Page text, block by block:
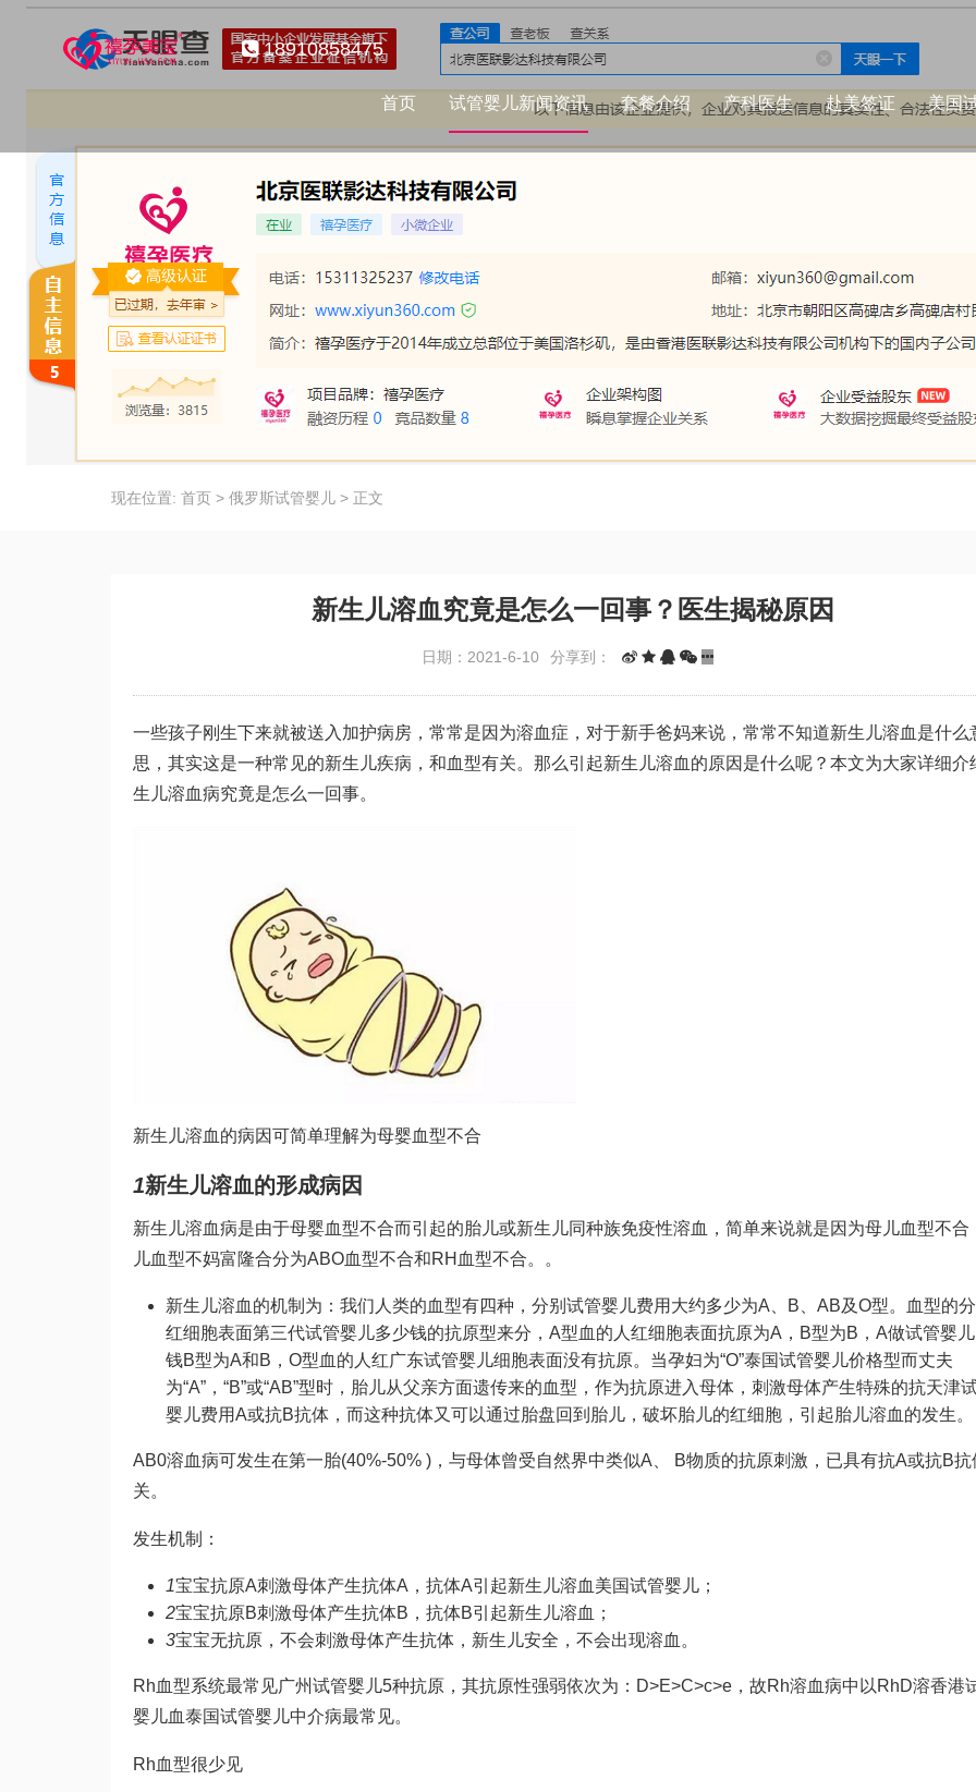
18910858475
首页 试管婴儿新闻资讯 套餐介绍 产科医生 赴美签证 美国
现在位置: 首页 > 俄罗斯试管婴儿 > 正文
新生儿溶血究竟是怎么一回事？医生揭秘原因
日期：2021-6-10 分享到：
一些孩子刚生下来就被送入加护病房，常常是因为溶血症，对于新手爸妈来说，常常不知道新生儿溶血是什么
思，其实这是一种常见的新生儿疾病，和血型有关。那么引起新生儿溶血的原因是什么呢？本文为大家详细介
生儿溶血病究竟是怎么一回事。
新生儿溶血的病因可简单理解为母婴血型不合
1新生儿溶血的形成病因
新生儿溶血病是由于母婴血型不合而引起的胎儿或新生儿同种族免疫性溶血，简单来说就是因为母儿血型不合
儿血型不妈富隆合分为ABO血型不合和RH血型不合。。
新生儿溶血的机制为：我们人类的血型有四种，分别 试管婴儿费用大约多少为A、B、AB及O型。血型的
红细胞表面第三代试管婴儿多少钱的抗原型来分，A型血的人红细胞表面抗原为A，B型为B，A做试管婴
钱B型为A和B，O型血的人红广东试管婴儿细胞表面没有抗原。当孕妇为“O”泰国试管婴儿价格型而丈夫
为“A”，“B”或“AB”型时，胎儿从父亲方面遗传来的血型，作为抗原进入母体，刺激母体产生特殊的抗天津
婴儿费用A或抗B抗体，而这种抗体又可以通过胎盘回到胎儿，破坏胎儿的红细胞，引起胎儿溶血的发生。
AB0溶血病可发生在第一胎(40%-50% )，与母体曾受自然界中类似A、 B物质的抗原刺激，已具有抗A或抗B抗
关。
发生机制：
1宝宝抗原A刺激母体产生抗体A，抗体A引起新生儿溶血 美国试管婴儿 ；
2宝宝抗原B刺激母体产生抗体B，抗体B引起新生儿溶血；
3宝宝无抗原，不会刺激母体产生抗体，新生儿安全，不会出现溶血。
Rh血型系统最常见广州试管婴儿5种抗原，其抗原性强弱依次为：D>E>C>c>e，故Rh溶血病中以RhD溶香港
婴儿血泰国试管婴儿中介病最常见。
Rh血型很少见